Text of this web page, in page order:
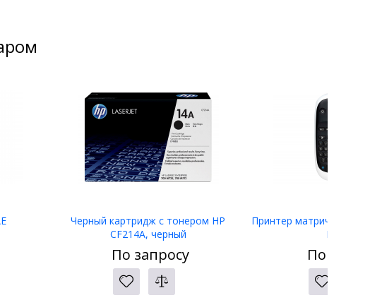
Черный картридж с тонером HP
CF214A, черный
По запросу
Принтер матричный
LW-400
По